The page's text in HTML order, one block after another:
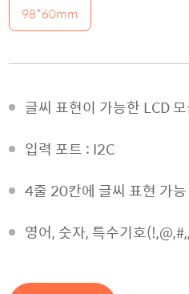
98*60mm
글씨 표현이 가능한 LCD
입력 포트 : I2C
4줄 20칸에 글씨 표현 가능
영어, 숫자, 특수기호